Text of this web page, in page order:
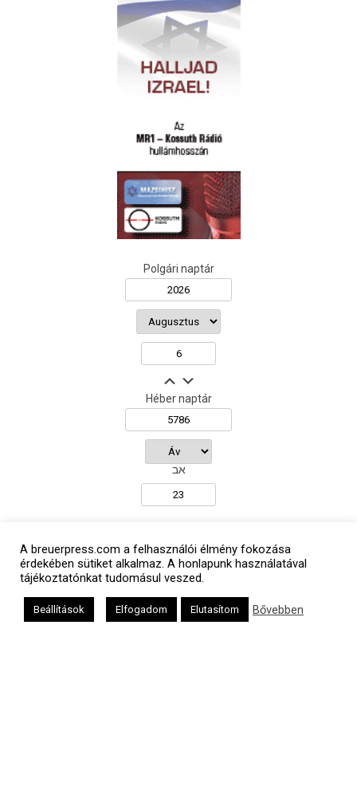
Polgári naptár
Héber naptár
אב
A breuerpress.com a felhasználói élmény fokozása
érdekében sütiket alkalmaz. A honlapunk használatával
tájékoztatónkat tudomásul veszed.
Beállítások Elfogadom Elutasítom Bővebben